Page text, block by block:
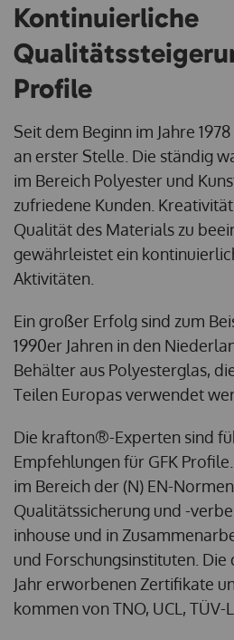
Kontinuierliche
Profile
Seit dem Beginn im Jahre
an erster Stelle. Die ständig
im Bereich Polyester und
zufriedene Kunden.
Qualität des Materials zu
gewährleistet ein
Aktivitäten.
Ein großer Erfolg sind zum
1990er Jahren in den
Behälter aus Polyesterglas,
Teilen Europas verwendet
Die krafton®-Experten sind
Empfehlungen für GFK
im Bereich der (N) EN-
Qualitätssicherung und -
inhouse und in
und Forschungsinstituten.
Jahr erworbenen Zertifikate
kommen von TNO, UCL, TÜV-